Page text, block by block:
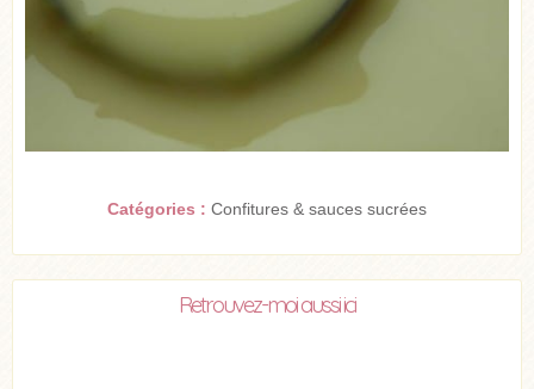
Catégories : Confitures & sauces sucrées
Retrouvez-moi aussi ici